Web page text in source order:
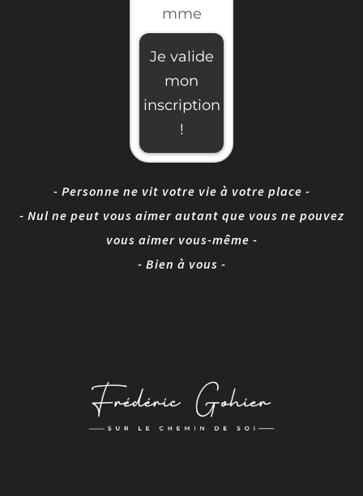
mme
Je valide
mon
inscription
!
- Personne ne vit votre vie à votre place -
- Nul ne peut vous aimer autant que vous ne pouvez
vous aimer vous-même -
- Bien à vous -